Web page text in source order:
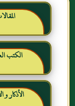
الكتب
الأذكار و